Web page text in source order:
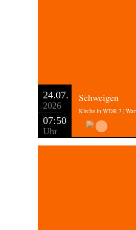
24.07.
2026
07:50
Uhr
Schweigen
Kirche in WDR 3 |